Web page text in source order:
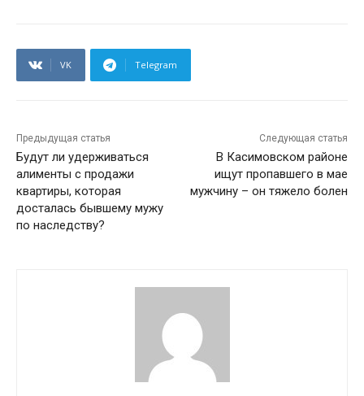
VK Telegram
Предыдущая статья
Будут ли удерживаться
алименты с продажи
квартиры, которая
досталась бывшему мужу
по наследству?
Следующая статья
В Касимовском районе
ищут пропавшего в мае
мужчину – он тяжело болен